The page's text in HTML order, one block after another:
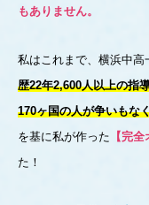
もありません。
私はこれまで、横浜中高
歴22年2,600人以上の指
170ヶ国の人が争いもな
を基に私が作った 【完
た！